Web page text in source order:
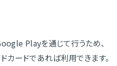
Playを通じて行うため、
カードであれば利用できます。